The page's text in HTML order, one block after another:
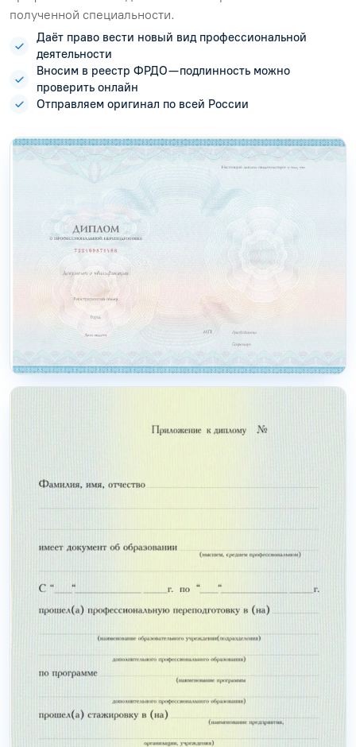
полученной специальности.
Даёт право вести новый вид профессиональной
деятельности
Вносим в реестр ФРДО — подлинность можно
проверить онлайн
Отправляем оригинал по всей России